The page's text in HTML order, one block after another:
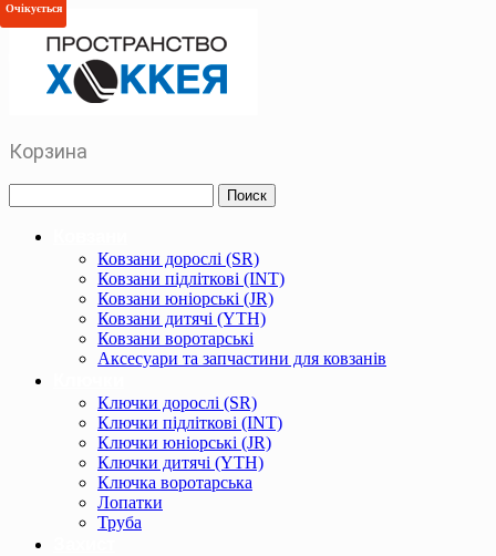
Корзина
Ковзани дорослі (SR)
Ковзани підліткові (INT)
Ковзани юніорські (JR)
Ковзани дитячі (YTH)
Ковзани воротарські
Аксесуари та запчастини для ковзанів
Ключки дорослі (SR)
Ключки підліткові (INT)
Ключки юніорські (JR)
Ключки дитячі (YTH)
Ключка воротарська
Лопатки
Труба
Очікується